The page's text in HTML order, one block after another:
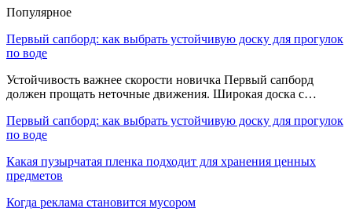
Популярное
Первый сапборд: как выбрать устойчивую доску для прогулок
по воде
Устойчивость важнее скорости новичка Первый сапборд
должен прощать неточные движения. Широкая доска с…
Первый сапборд: как выбрать устойчивую доску для прогулок
по воде
Какая пузырчатая пленка подходит для хранения ценных
предметов
Когда реклама становится мусором